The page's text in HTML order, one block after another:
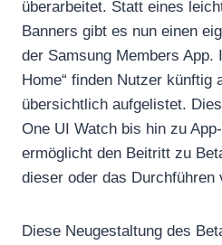
überarbeitet. Statt eines
Banners gibt es nun einen
der Samsung Members App.
Home“ finden Nutzer künftig
übersichtlich aufgelistet.
One UI Watch bis hin zu
ermöglicht den Beitritt zu
dieser oder das Durchführen
Diese Neugestaltung des